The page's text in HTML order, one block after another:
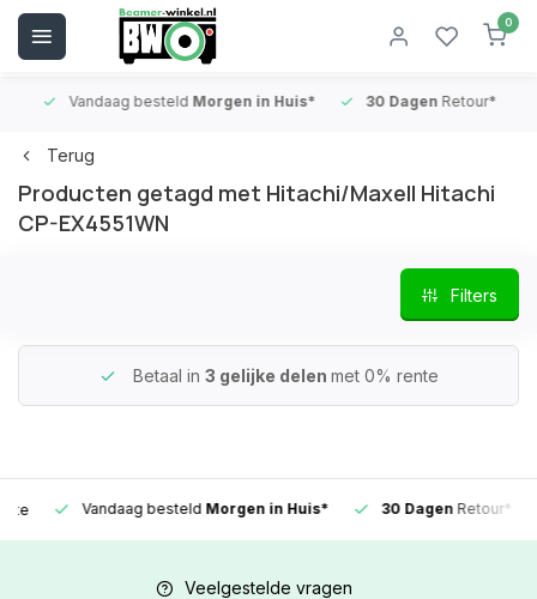
0
Vandaag besteldMorgen in Huis* 30 DagenRetour*
Terug
Producten getagd met Hitachi/Maxell Hitachi
CP-EX4551WN
Filters
Betaal in 3 gelijke delen met 0% rente
Vandaag besteldMorgen in Huis* 30 DagenRetour*
Veelgestelde vragen